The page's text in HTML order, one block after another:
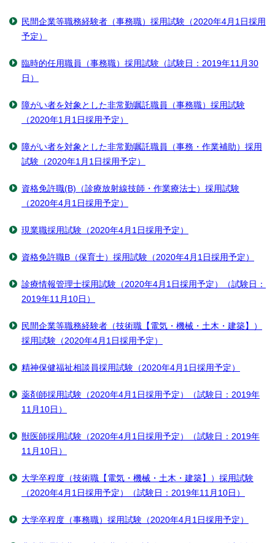
民間企業等職務経験者（事務職）採用試験（2020年4月1日採用
予定）
臨時的任用職員（事務職）採用試験（試験日：2019年11月30
日）
障がい者を対象とした非常勤嘱託職員（事務職）採用試験
（2020年1月1日採用予定）
障がい者を対象とした非常勤嘱託職員（事務・作業補助）採用
試験（2020年1月1日採用予定）
資格免許職(B)（診療放射線技師・作業療法士）採用試験
（2020年4月1日採用予定）
現業職採用試験（2020年4月1日採用予定）
資格免許職B（保育士）採用試験（2020年4月1日採用予定）
診療情報管理士採用試験（2020年4月1日採用予定）（試験日：
2019年11月10日）
民間企業等職務経験者（技術職【電気・機械・土木・建築】）
採用試験（2020年4月1日採用予定）
精神保健福祉相談員採用試験（2020年4月1日採用予定）
薬剤師採用試験（2020年4月1日採用予定）（試験日：2019年
11月10日）
獣医師採用試験（2020年4月1日採用予定）（試験日：2019年
11月10日）
大学卒程度（技術職【電気・機械・土木・建築】）採用試験
（2020年4月1日採用予定）（試験日：2019年11月10日）
大学卒程度（事務職）採用試験（2020年4月1日採用予定）